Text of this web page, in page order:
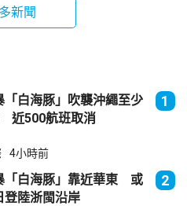
新聞
「白海豚」吹襲沖繩至少
近500航班取消
1
4小時前
「白海豚」靠近華東 或
登陸浙閩沿岸
2